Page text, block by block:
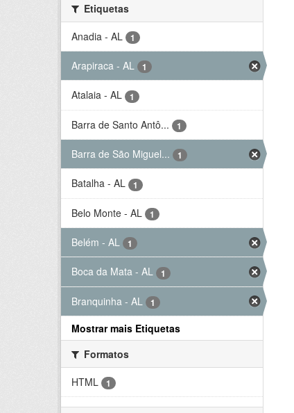
Etiquetas
Anadia - AL
1
Arapiraca - AL 1
Atalaia - AL 1
Barra de Santo Antô... 1
Barra de São Miguel... 1
Batalha - AL 1
Belo Monte - AL 1
Belém - AL 1
Boca da Mata - AL 1
Branquinha - AL 1
Mostrar mais Etiquetas
Formatos
HTML
1